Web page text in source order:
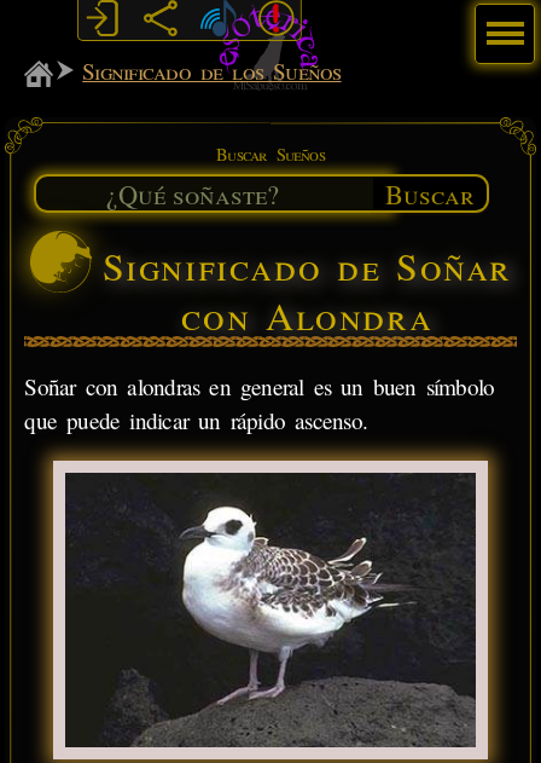
MiSabueso
Significado de los Sueños
Buscar Sueños
Buscar
Significado de Soñar
con Alondra
Soñar con alondras en general es un buen símbolo
que puede indicar un rápido ascenso.
Menú